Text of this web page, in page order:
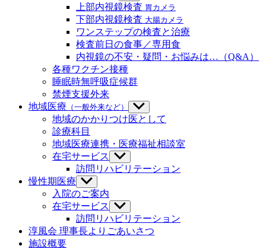
ニ
ュ
ー
を
表
示
ブ
メ
ニ
ュ
ー
を
表
示
上部内視鏡検査 胃カメラ
下部内視鏡検査 大腸カメラ
ワンステップの検査と治療
検査前日の食事／専用食
内視鏡の不安・疑問・お悩みは…（Q&A）
各種ワクチン接種
睡眠時無呼吸症候群
禁煙支援外来
地域医療 （一般外来など）
サ
ブ
ニ
ュ
を
地域のかかりつけ医として
診療科目
地域医療連携・医療福祉相談室
在宅サービス
サ
ブ
ュ
ー
を
表
訪問リハビリテーション
慢性期医療 サ
ブ
ニ
ュ
ー
入院のご案内
在宅サービス
サ
ブ
メ
訪問リハビリテーション
淳風会 理事長よりごあいさつ
施設概要